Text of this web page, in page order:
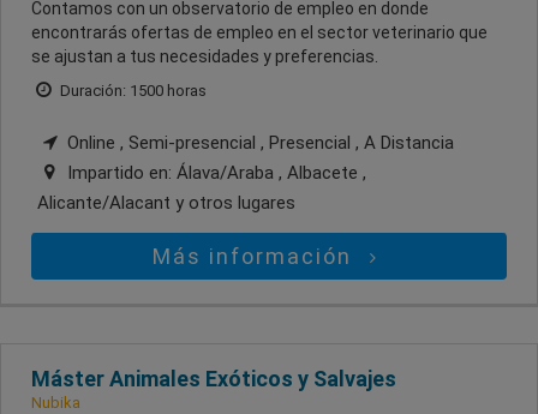
Contamos con un observatorio de empleo en donde
encontrarás ofertas de empleo en el sector veterinario que
se ajustan a tus necesidades y preferencias.
Duración: 1500 horas
Online , Semi-presencial , Presencial , A Distancia
Impartido en: Álava/Araba , Albacete ,
Alicante/Alacant y otros lugares
Más información
Máster Animales Exóticos y Salvajes
Nubika